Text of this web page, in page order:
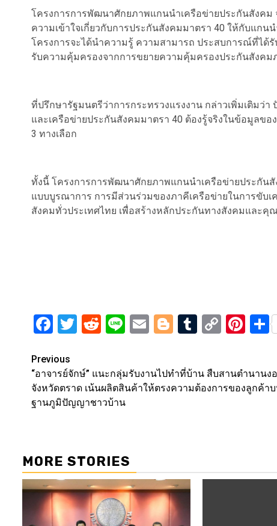
โครงการการพัฒนาศักยภาพแกนนำเครือข่ายประกันสังค
ความเข้าใจเกี่ยวกับการประกันสังคมมาตรา 40 ให้กับแก
โครงการจะได้นำความรู้ ความสามารถ ประสบการณ์ที่ได้
รับความคุ้มครองจากการขยายความคุ้มครองประกันสังคม
ที่ปรึกษารัฐมนตรีว่าการกระทรวงแรงงาน กล่าวเพิ่มเติมว่
และเครือข่ายประกันสังคมมาตรา 40 ต้องรู้จริงในข้อมูลข
3 ทางเลือก
ทั้งนี้ โครงการการพัฒนาศักยภาพแกนนำเครือข่ายประกัน
แบบบูรณาการ การมีส่วนร่วมของภาคีเครือข่ายในการขับ
สังคมทั่วประเทศไทย เพื่อสร้างหลักประกันทางสังคมและ
Facebook
Twitter
Reddit
LineEmailBlogger
Tumblr
Copy
Post
navigation
Previous
“อาจารย์จักษ์” แนะกลุ่มรับงานไปทำที่บ้าน สืบสานตำนานง
จังหวัดตราด เน้นผลิตสินค้าให้ตรงความต้องการของลูกค้า
ฐานภูมิปัญญาชาวบ้าน
MORE STORIES